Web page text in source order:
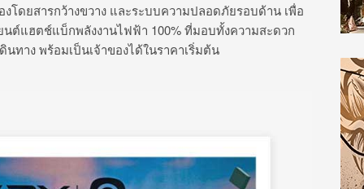
โดยสารกว้างขวาง และระบบความปลอดภัยรอบด้าน เพื่อ
ต์แฮตช์แบ็กพลังงานไฟฟ้า 100% ที่มอบทั้งความสะดวก
ทาง พร้อมเป็นเจ้าของได้ในราคาเริ่มต้น